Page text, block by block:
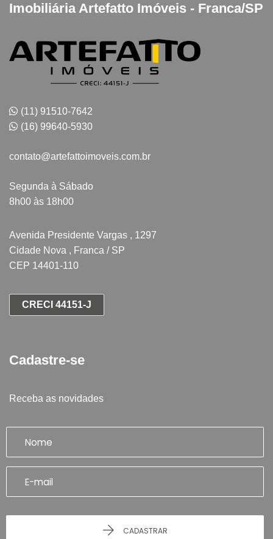
Imobiliária Artefatto Imóveis - Franca/SP
(11) 91510-7642
(16) 99640-5930
contato@artefattoimoveis.com.br
Segunda à Sábado
8h00 às 18h00
Avenida Presidente Vargas , 1297
Cidade Nova , Franca / SP
CEP 14401-110
CRECI 44151-J
Cadastre-se
Receba as novidades
CADASTRAR